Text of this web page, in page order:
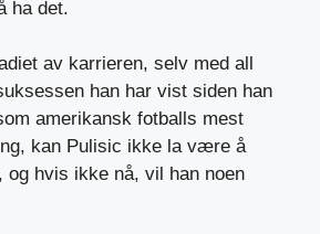
ha det.
av karrieren, selv med all
han har vist siden han
amerikansk fotballs mest
kan Pulisic ikke la være å
og hvis ikke nå, vil han noen